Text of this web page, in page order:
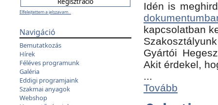
Elfelejtettem a jelszavam...
Navigáció
Bemutatkozás
Hírek
Féléves programunk
Galéria
Eddigi programjaink
Szakmai anyagok
Webshop
Idén is
kapcsolatban
Gyártói
Akit érdekel,
...
Tovább